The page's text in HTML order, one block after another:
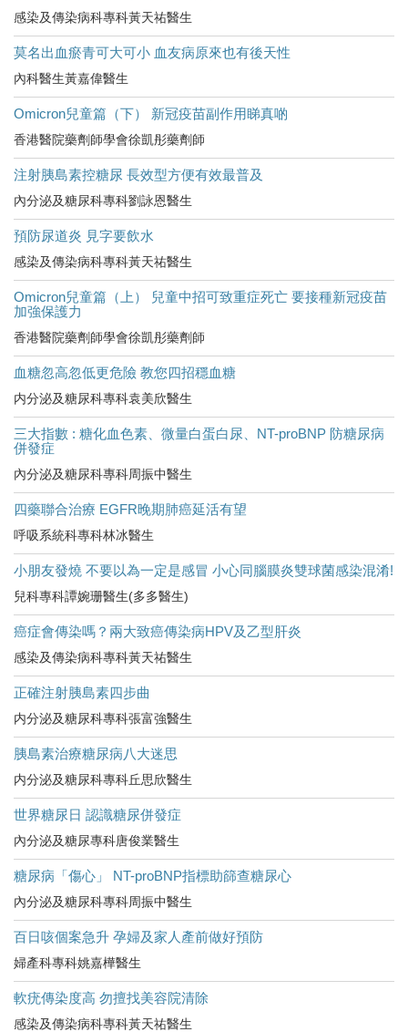
感染及傳染病科專科黃天祐醫生
莫名出血瘀青可大可小 血友病原來也有後天性
內科醫生黃嘉偉醫生
Omicron兒童篇（下） 新冠疫苗副作用睇真啲
香港醫院藥劑師學會徐凱彤藥劑師
注射胰島素控糖尿 長效型方便有效最普及
內分泌及糖尿科專科劉詠恩醫生
預防尿道炎 見字要飲水
感染及傳染病科專科黃天祐醫生
Omicron兒童篇（上） 兒童中招可致重症死亡 要接種新冠疫苗
加強保護力
香港醫院藥劑師學會徐凱彤藥劑師
血糖忽高忽低更危險 教您四招穩血糖
内分泌及糖尿科專科袁美欣醫生
三大指數 : 糖化血色素、微量白蛋白尿、NT-proBNP 防糖尿病
併發症
內分泌及糖尿科專科周振中醫生
四藥聯合治療 EGFR晚期肺癌延活有望
呼吸系統科專科林冰醫生
小朋友發燒 不要以為一定是感冒 小心同腦膜炎雙球菌感染混淆!
兒科專科譚婉珊醫生(多多醫生)
癌症會傳染嗎？兩大致癌傳染病HPV及乙型肝炎
感染及傳染病科專科黃天祐醫生
正確注射胰島素四步曲
内分泌及糖尿科專科張富強醫生
胰島素治療糖尿病八大迷思
内分泌及糖尿科專科丘思欣醫生
世界糖尿日 認識糖尿併發症
內分泌及糖尿專科唐俊業醫生
糖尿病「傷心」 NT-proBNP指標助篩查糖尿心
內分泌及糖尿科專科周振中醫生
百日咳個案急升 孕婦及家人產前做好預防
婦產科專科姚嘉樺醫生
軟疣傳染度高 勿擅找美容院清除
感染及傳染病科專科黃天祐醫生